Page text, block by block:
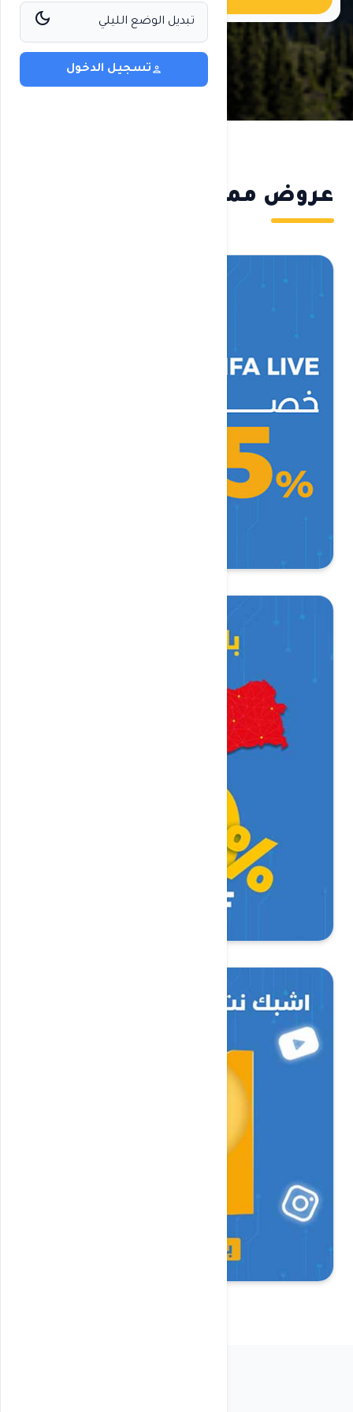
تبديل الوضع الليلي dark_mode
person تسجيل الدخول
عروض مميزة